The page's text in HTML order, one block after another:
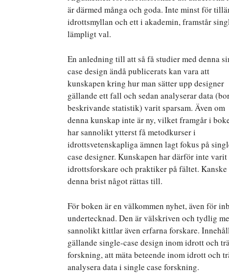
är därmed många och goda. Inte minst för
idrottsmyllan och ett i akademin, framstår
lämpligt val.
En anledning till att så få studier med denna
case design ändå publicerats kan vara att
kunskapen kring hur man sätter upp designer
gällande ett fall och sedan analyserar data
beskrivande statistik) varit sparsam. Även om
denna kunskap inte är ny, vilket framgår i
har sannolikt ytterst få metodkurser i
idrottsvetenskapliga ämnen lagt fokus på
case designer. Kunskapen har därför inte
idrottsforskare och praktiker på fältet.
denna brist något rättas till.
För boken är en välkommen nyhet, även för
undertecknad. Den är välskriven och tydlig
sannolikt kittlar även erfarna forskare.
gällande single-case design inom idrott och
forskning, att mäta beteende inom idrott och
analysera data i single case forskning.